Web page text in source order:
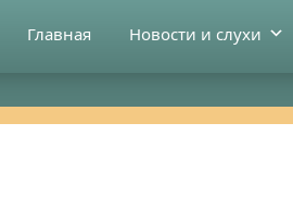
Главная Новости и слухи